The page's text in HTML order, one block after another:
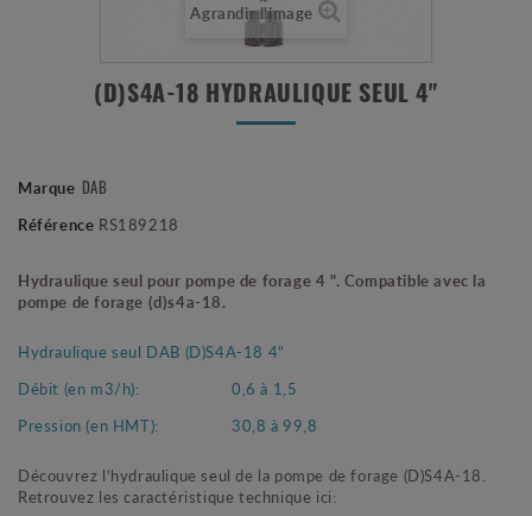
Agrandir l'image
(D)S4A-18 HYDRAULIQUE SEUL 4"
Marque DAB
Référence RS189218
Hydraulique seul pour pompe de forage 4 ". Compatible avec la
pompe de forage (d)s4a-18.
Hydraulique seul DAB (D)S4A-18 4"
Débit (en m3/h):
0,6 à 1,5
Pression (en HMT):
30,8 à 99,8
Découvrez l'hydraulique seul de la pompe de forage (D)S4A-18.
Retrouvez les caractéristique technique ici: